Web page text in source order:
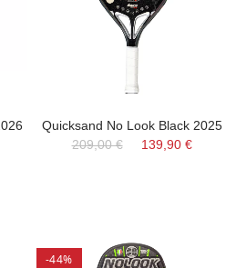
Quicksand No Look Black 2025
209,00 €
139,90 €
-44%